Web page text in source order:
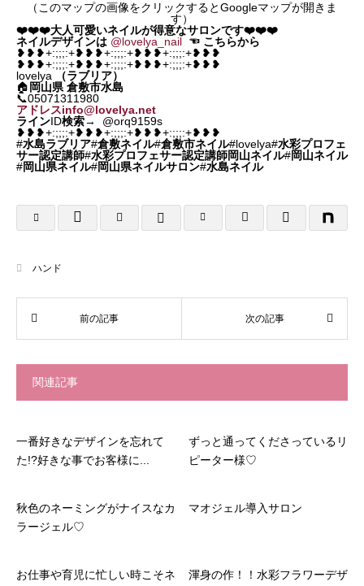
（このマップの画像をクリックするとGoogleマップが開きま
す）
❤️❤️❤️大人可愛いネイルが得意なサロンです❤️❤️❤️
ネイルデザインは @lovelya_nail ☜ こちらから
❥❥❥+:;;;:+❥❥❥+:;;;:+❥❥❥+:;;;:+❥❥❥
❥❥❥+:;;;:+❥❥❥+:;;;:+❥❥❥+:;;;:+❥❥❥
lovelya
（ラブリア）
🏠 岡山県 倉敷市水島
📞05071311980
アドレスinfo@lovelya.net
ラインID検索→ @orq9159s
❥❥❥+:;;;:+❥❥❥+:;;;:+❥❥❥+:;;;:+❥❥❥
#水島ラブリア#倉敷ネイル#倉敷市ネイル#lovelya#水彩プロフェ
サー認定講師#水彩プロフェサー認定講師岡山ネイル#岡山ネイル
#岡山県ネイル#岡山県ネイルサロン#水島ネイル
ハンド
関連記事
一番好きなデザインを忘れて
た!?好きな事でお客様に...
ずっと通ってくださっているリ
ピーター様♡
秋色のネーミングがナイスなカ
ラージェル♡
マオジェル導入サロン
お仕事や育児に忙しい時こそネ
渾身の作！！水彩フラワーデザ